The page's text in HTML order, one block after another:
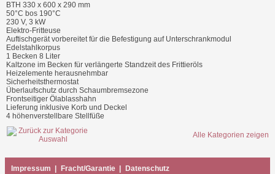
BTH 330 x 600 x 290 mm
50°C bos 190°C
230 V, 3 kW
Elektro-Fritteuse
Auftischgerät vorbereitet für die Befestigung auf Unterschrankmodul
Edelstahlkorpus
1 Becken 8 Liter
Kaltzone im Becken für verlängerte Standzeit des Frittieröls
Heizelemente herausnehmbar
Sicherheitsthermostat
Überlaufschutz durch Schaumbremsezone
Frontseitiger Ölablasshahn
Lieferung inklusive Korb und Deckel
4 höhenverstellbare Stellfüße
Alle Kategorien zeigen
Impressum Fracht/Garantie Datenschutz